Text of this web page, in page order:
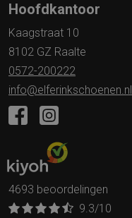
Hoofdkantoor
Kaagstraat 10
8102 GZ Raalte
0572-200222
info@elferinkschoenen.nl
4693 beoordelingen
9.3/10